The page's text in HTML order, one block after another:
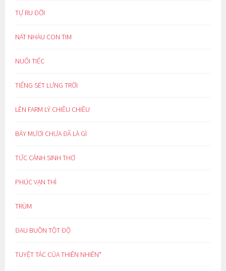
TỰ RU ĐỜI
NÁT NHÀU CON TIM
NUỐI TIẾC
TIẾNG SÉT LƯNG TRỜI
LÊN FARM LÝ CHIỀU CHIỀU
BẢY MƯƠI CHƯA ĐÃ LÀ GÌ
TỨC CẢNH SINH THƠ
PHÚC VẠN THÌ
TRÙM
ĐAU BUỒN TỘT ĐỘ
TUYỆT TÁC CỦA THIÊN NHIÊN*